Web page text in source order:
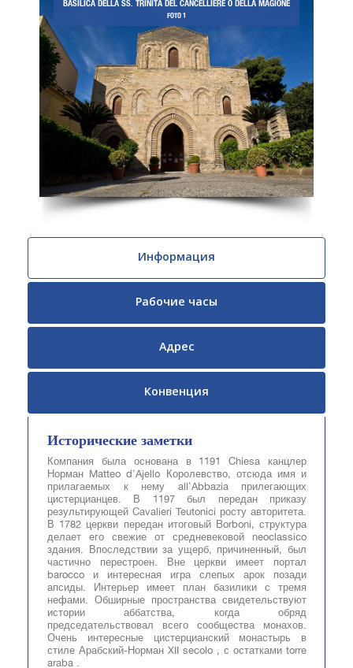
BASILICA DELLA SS. TRINITÀ DEL CANCELLIERE O DELLA MAGIONE
FOTO 1
Информация
Рабочие часы
Адрес
Конвенция
Исторические заметки
Компания была основана в 1191 Chiesa канцлер
Норман Matteo d'Ajello Королевство, отсюда имя и
прилагаемых к нему all'Abbazia прилегающих
цистерцианцев. В 1197 был передан приказу
результирующей Cavalieri Teutonici росту авторитета.
В 1782 церкви передан итоговый Borboni, структура
делает его свежие от средневековой neoclassico
здания. Впоследствии за ущерб, причиненный, был
частично перестроен. Вне церкви имеет портал
barocco и интересная игра слепых арок позади
апсиды. Интерьер имеет план базилики с тремя
нефами. Обширные пространства свидетельствуют
истории аббатства, когда обряд
председательствовал всего сообщества монахов.
Очень интересные цистерцианский монастырь в
стиле Арабский-Норман XII secolo , с остатками torre
araba .